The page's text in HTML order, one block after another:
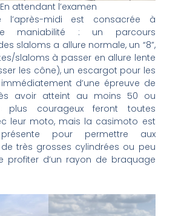
En attendant l’examen
midi est consacrée à
maniabilité : un parcours
slaloms a allure normale, un “8”,
slaloms à passer en allure lente
les cône), un escargot pour les
d’une épreuve de
avoir atteint au moins 50 ou
plus courageux feront toutes
leur moto, mais la casimoto est
pour permettre aux
très grosses cylindrées ou peu
profiter d’un rayon de braquage